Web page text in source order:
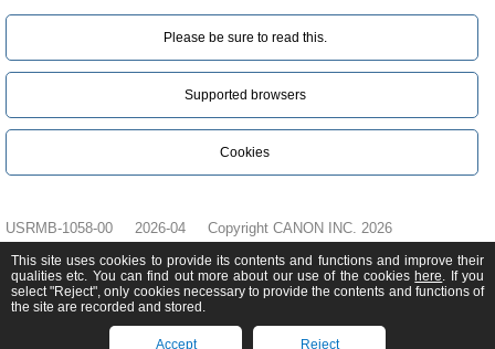
Please be sure to read this.‎
Supported browsers
Cookies
USRMB-1058-00 2026-04 Copyright CANON INC. 2026
This site uses cookies to provide its contents and functions and improve their
qualities etc. You can find out more about our use of the cookies here. If you
select "Reject", only cookies necessary to provide the contents and functions of
the site are recorded and stored.
Accept Reject